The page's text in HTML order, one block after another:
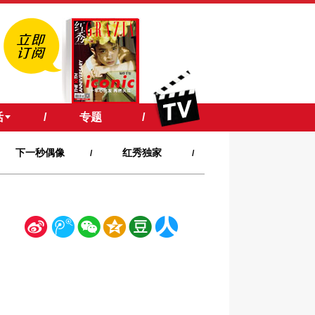
/ 专题 /
下一秒偶像 / 红秀独家 /
新 腾 微 空 豆